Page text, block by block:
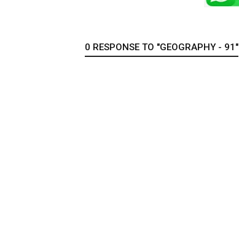
0 RESPONSE TO "GEOGRAPHY - 91"